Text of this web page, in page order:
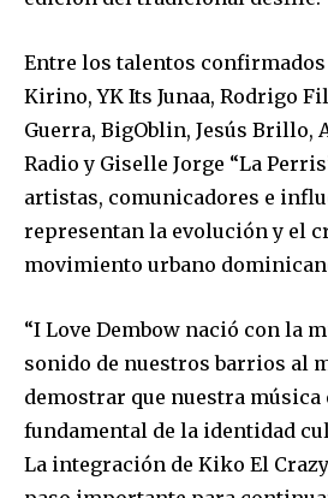
Entre los talentos
Kirino, YK Its Junaa, Rodrigo
Guerra, BigOblin, Jesús Brillo,
Radio y Giselle Jorge “La
artistas, comunicadores e
representan la evolución y el
movimiento urbano
“I Love Dembow nació con la
sonido de nuestros barrios al
demostrar que nuestra música
fundamental de la identidad
La integración de Kiko El